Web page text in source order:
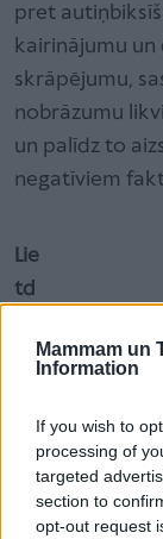
Mammam un
Information
If you wish to
processing of
targeted
section to
opt-out request
pret
kairinājumu
skrāpējumu,
nobrāzumu
un palīdz to
negatīviem
Lie
td
bu
pri
no
šie